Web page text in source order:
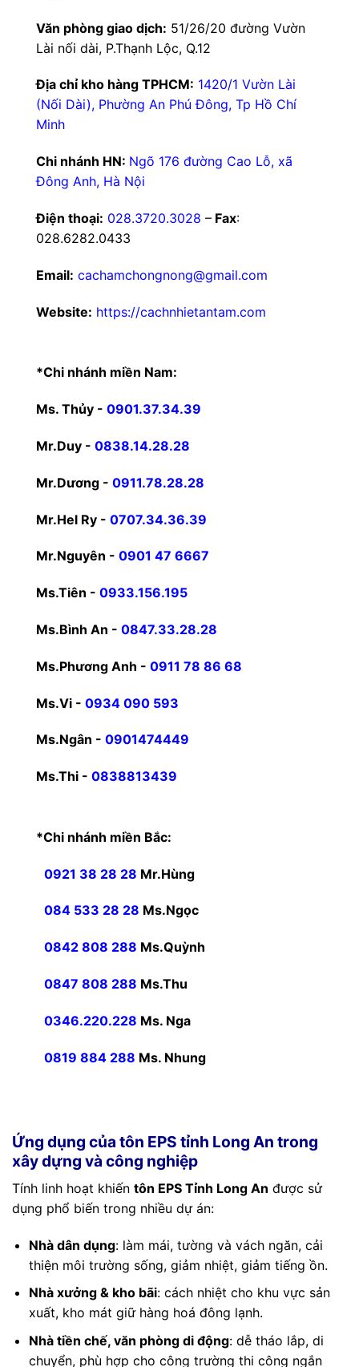
Văn phòng giao dịch: 51/26/20 đường Vườn
Lài nối dài, P.Thạnh Lộc, Q.12
Địa chỉ kho hàng TPHCM: 1420/1 Vườn Lài
(Nối Dài), Phường An Phú Đông, Tp Hồ Chí
Minh
Chi nhánh HN: Ngõ 176 đường Cao Lỗ, xã
Đông Anh, Hà Nội
Điện thoại: 028.3720.3028 – Fax:
028.6282.0433
Email: cachamchongnong@gmail.com
Website: https://cachnhietantam.com
*Chi nhánh miền Nam:
Ms. Thủy - 0901.37.34.39
Mr.Duy - 0838.14.28.28
Mr.Dương - 0911.78.28.28
Mr.Hel Ry - 0707.34.36.39
Mr.Nguyên - 0901 47 6667
Ms.Tiên - 0933.156.195
Ms.Bình An - 0847.33.28.28
Ms.Phương Anh - 0911 78 86 68
Ms.Vi - 0934 090 593
Ms.Ngân - 0901474449
Ms.Thi - 0838813439
*Chi nhánh miền Bắc:
0921 38 28 28 Mr.Hùng
084 533 28 28 Ms.Ngọc
0842 808 288 Ms.Quỳnh
0847 808 288 Ms.Thu
0346.220.228 Ms. Nga
0819 884 288 Ms. Nhung
Ứng dụng của tôn EPS tỉnh Long An trong
xây dựng và công nghiệp
Tính linh hoạt khiến tôn EPS Tỉnh Long An được sử
dụng phổ biến trong nhiều dự án:
Nhà dân dụng: làm mái, tường và vách ngăn, cải
thiện môi trường sống, giảm nhiệt, giảm tiếng ồn.
Nhà xưởng & kho bãi: cách nhiệt cho khu vực sản
xuất, kho mát giữ hàng hoá đông lạnh.
Nhà tiền chế, văn phòng di động: dễ tháo lắp, di
chuyển, phù hợp cho công trường thi công ngắn